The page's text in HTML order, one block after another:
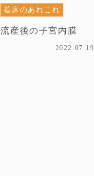
着床のあれこれ
流産後の子宮内膜
2022.07.19